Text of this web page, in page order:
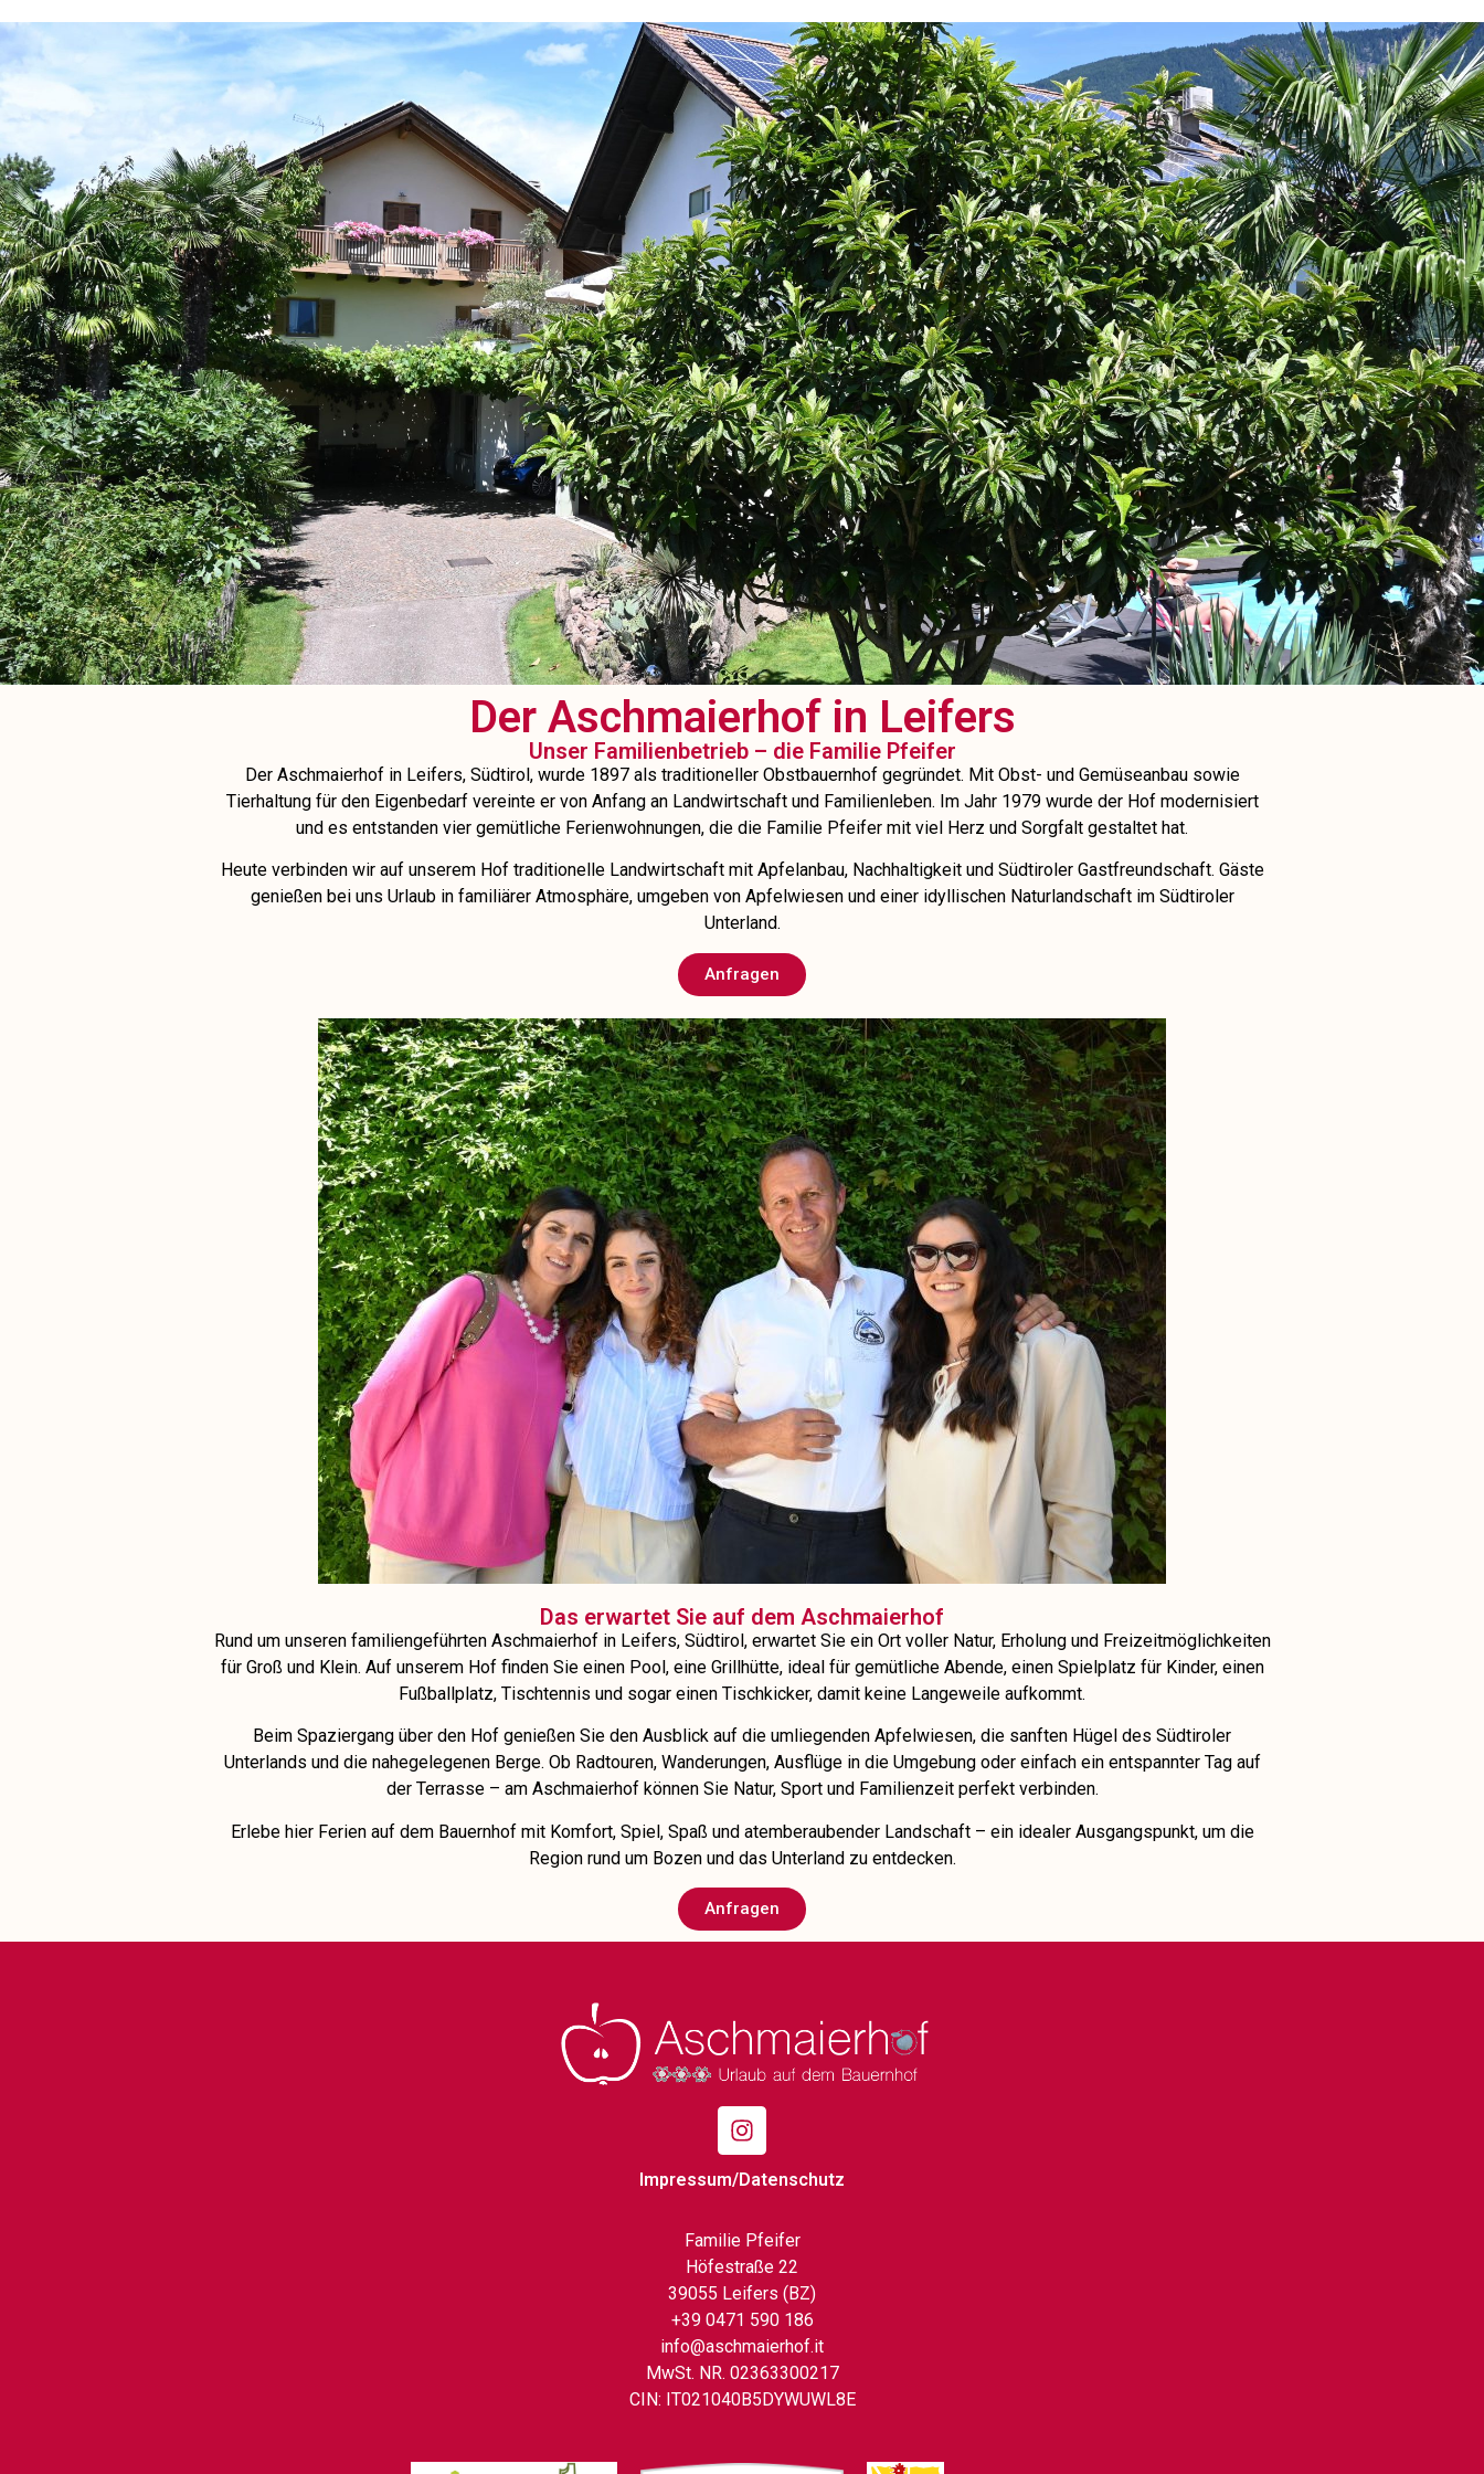
Willkommen am Aschmaierhof Ferienwohnungen Gästekarte und Infos Anreise Deutsch
Der Aschmaierhof in Leifers
Unser Familienbetrieb – die Familie Pfeifer
Der Aschmaierhof in Leifers, Südtirol, wurde 1897 als traditioneller Obstbauernhof gegründet. Mit Obst- und Gemüseanbau sowie
Tierhaltung für den Eigenbedarf vereinte er von Anfang an Landwirtschaft und Familienleben. Im Jahr 1979 wurde der Hof modernisiert
und es entstanden vier gemütliche Ferienwohnungen, die die Familie Pfeifer mit viel Herz und Sorgfalt gestaltet hat.
Heute verbinden wir auf unserem Hof traditionelle Landwirtschaft mit Apfelanbau, Nachhaltigkeit und Südtiroler Gastfreundschaft. Gäste
genießen bei uns Urlaub in familiärer Atmosphäre, umgeben von Apfelwiesen und einer idyllischen Naturlandschaft im Südtiroler
Unterland.
Anfragen
Das erwartet Sie auf dem Aschmaierhof
Rund um unseren familiengeführten Aschmaierhof in Leifers, Südtirol, erwartet Sie ein Ort voller Natur, Erholung und Freizeitmöglichkeiten
für Groß und Klein. Auf unserem Hof finden Sie einen Pool, eine Grillhütte, ideal für gemütliche Abende, einen Spielplatz für Kinder, einen
Fußballplatz, Tischtennis und sogar einen Tischkicker, damit keine Langeweile aufkommt.
Beim Spaziergang über den Hof genießen Sie den Ausblick auf die umliegenden Apfelwiesen, die sanften Hügel des Südtiroler
Unterlands und die nahegelegenen Berge. Ob Radtouren, Wanderungen, Ausflüge in die Umgebung oder einfach ein entspannter Tag auf
der Terrasse – am Aschmaierhof können Sie Natur, Sport und Familienzeit perfekt verbinden.
Erlebe hier Ferien auf dem Bauernhof mit Komfort, Spiel, Spaß und atemberaubender Landschaft – ein idealer Ausgangspunkt, um die
Region rund um Bozen und das Unterland zu entdecken.
Anfragen
Impressum/Datenschutz
Familie Pfeifer
Höfestraße 22
39055 Leifers (BZ)
+39 0471 590 186
info@aschmaierhof.it
MwSt. NR. 02363300217
CIN: IT021040B5DYWUWL8E